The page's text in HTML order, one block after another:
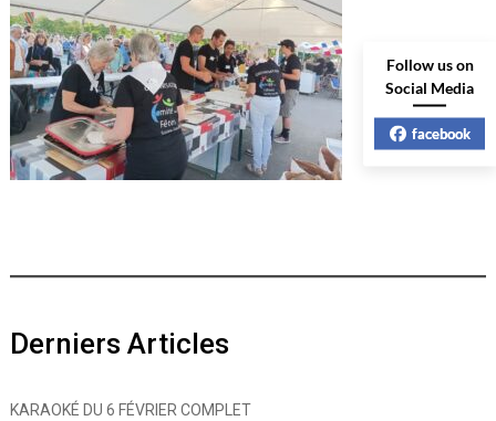
Derniers Articles
KARAOKÉ DU 6 FÉVRIER COMPLET
Follow us on
Social Media
facebook